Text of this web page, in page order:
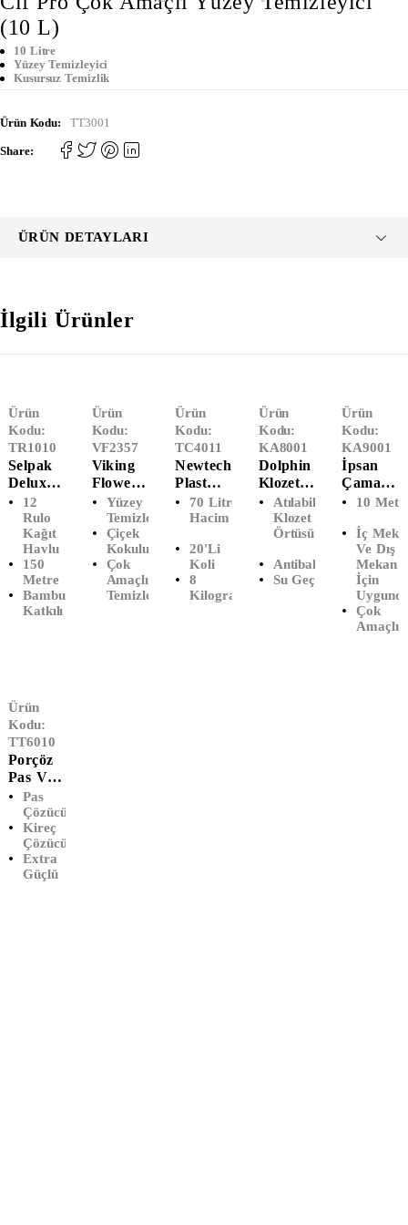
(10 L)
10 Litre
Yüzey Temizleyici
Kusursuz Temizlik
Ürün Kodu: TT3001
Share:
ÜRÜN DETAYLARI
İlgili Ürünler
Ürün
Kodu:
TR1010
Selpak
Deluxe
Bambu
Katkılı
Kağıt
Havlu
(12'Li)
12
Rulo
Kağıt
Havlu
150
Metre
Bambu
Katkılı
TÜKENDI
Ürün
Kodu:
VF2357
Viking
Flower
Yer Ve
Yüzey
Temizley
Ici (5
LT)
Yüzey
Temizleyici
Çiçek
Kokulu
Çok
Amaçlı
Temizleyici
Ürün
Kodu:
TC4011
Newtech
Plast
Endüstri
Yel Çöp
Battal
Boy
(72x95)
70 Litre
Hacim
20'Li
Koli
8
Kilogram
Ürün
Kodu:
KA8001
Dolphin
Klozet
Kapak
Örtüsü
(200'Lü)
Atılabilir
Klozet Kapak
Örtüsü
Antibakteriyel
Su Geçirmez
Ürün
Kodu:
KA9001
İpsan
Çamaşır
İpi (10
10
İç
Ve Dış
Mekan
İçin
Çok
Amaçlı
Ürün
Kodu:
TT6010
Porçöz
Pas Ve
Kireç
Sökücü
(1 LT)
Pas
Çözücü
Kireç
Çözücü
Extra
Güçlü